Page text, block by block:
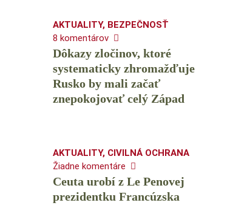
AKTUALITY, BEZPEČNOSŤ
8 komentárov
Dôkazy zločinov, ktoré
systematicky zhromažďuje
Rusko by mali začať
znepokojovať celý Západ
AKTUALITY, CIVILNÁ OCHRANA
Žiadne komentáre
Ceuta urobí z Le Penovej
prezidentku Francúzska